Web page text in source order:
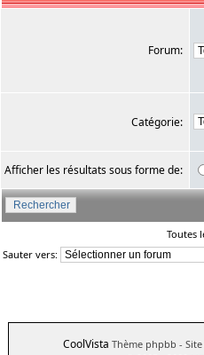
Forum:
Catégorie:
Afficher les résultats sous forme de:
Toutes
Sauter vers:
CoolVista Thème phpbb -